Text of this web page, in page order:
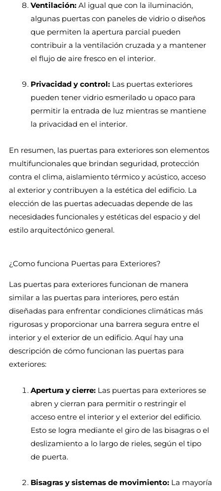
Ventilación:Al igual que con la iluminación,
algunas puertas con paneles de vidrio o diseños
que permiten la apertura parcial pueden
contribuir a la ventilación cruzada y a mantener
el flujo de aire fresco en el interior.
Privacidad y control:Las puertas exteriores
pueden tener vidrio esmerilado u opaco para
permitir la entrada de luz mientras se mantiene
la privacidad en el interior.
En resumen, las puertas para exteriores son elementos
multifuncionales que brindan seguridad, protección
contra el clima, aislamiento térmico y acústico, acceso
al exterior y contribuyen a la estética del edificio. La
elección de las puertas adecuadas depende de las
necesidades funcionales y estéticas del espacio y del
estilo arquitectónico general.
¿Como funciona Puertas para Exteriores?
Las puertas para exteriores funcionan de manera
similar a las puertas para interiores, pero están
diseñadas para enfrentar condiciones climáticas más
rigurosas y proporcionar una barrera segura entre el
interior y el exterior de un edificio. Aquí hay una
descripción de cómo funcionan las puertas para
exteriores:
Apertura y cierre:Las puertas para exteriores se
abren y cierran para permitir o restringir el
acceso entre el interior y el exterior del edificio.
Esto se logra mediante el giro de las bisagras o el
deslizamiento a lo largo de rieles, según el tipo
de puerta.
Bisagras y sistemas de movimiento:La mayoría